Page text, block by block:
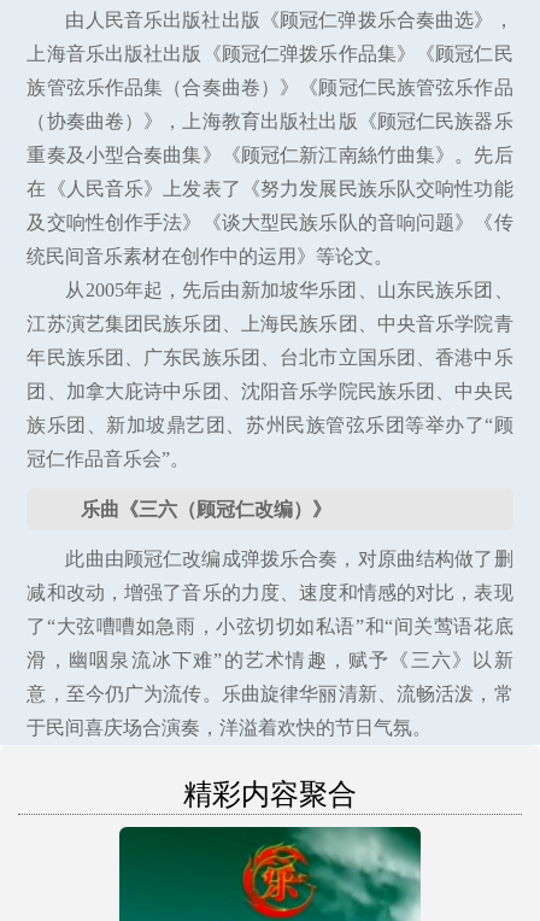
由人民音乐出版社出版《顾冠仁弹拨乐合奏曲选》，
上海音乐出版社出版《顾冠仁弹拨乐作品集》《顾冠仁民
族管弦乐作品集（合奏曲卷）》《顾冠仁民族管弦乐作品
（协奏曲卷）》，上海教育出版社出版《顾冠仁民族器乐
重奏及小型合奏曲集》《顾冠仁新江南絲竹曲集》。先后
在《人民音乐》上发表了《努力发展民族乐队交响性功能
及交响性创作手法》《谈大型民族乐队的音响问题》《传
统民间音乐素材在创作中的运用》等论文。
从2005年起，先后由新加坡华乐团、山东民族乐团、
江苏演艺集团民族乐团、上海民族乐团、中央音乐学院青
年民族乐团、广东民族乐团、台北市立国乐团、香港中乐
团、加拿大庇诗中乐团、沈阳音乐学院民族乐团、中央民
族乐团、新加坡鼎艺团、苏州民族管弦乐团等举办了“顾
冠仁作品音乐会”。
乐曲《三六（顾冠仁改编）》
此曲由顾冠仁改编成弹拨乐合奏，对原曲结构做了删
减和改动，增强了音乐的力度、速度和情感的对比，表现
了“大弦嘈嘈如急雨，小弦切切如私语”和“间关莺语花底
滑，幽咽泉流冰下难”的艺术情趣，赋予《三六》以新
意，至今仍广为流传。乐曲旋律华丽清新、流畅活泼，常
于民间喜庆场合演奏，洋溢着欢快的节日气氛。
精彩内容聚合